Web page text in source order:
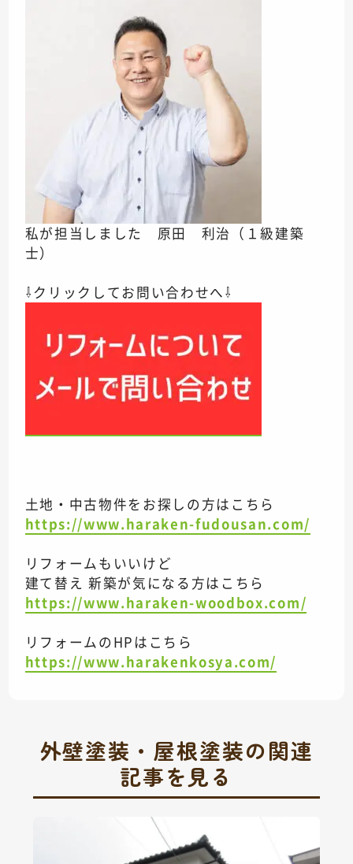
私が担当しました 原田 利治（１級建築
士）
⇩クリックしてお問い合わせへ⇩
土地・中古物件をお探しの方はこちら
https://www.haraken-fudousan.com/
リフォームもいいけど
建て替え 新築が気になる方はこちら
https://www.haraken-woodbox.com/
リフォームのHPはこちら
https://www.harakenkosya.com/
外壁塗装・屋根塗装の関連
記事を見る